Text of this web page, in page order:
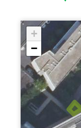
+
−